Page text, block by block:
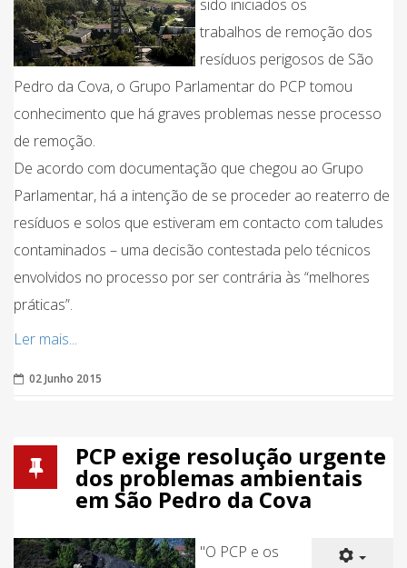
sido iniciados os
trabalhos de remoção dos
resíduos perigosos de São
Pedro da Cova, o Grupo Parlamentar do PCP tomou
conhecimento que há graves problemas nesse processo
de remoção.
De acordo com documentação que chegou ao Grupo
Parlamentar, há a intenção de se proceder ao reaterro de
resíduos e solos que estiveram em contacto com taludes
contaminados – uma decisão contestada pelo técnicos
envolvidos no processo por ser contrária às “melhores
práticas”.
Ler mais...
02 Junho 2015
PCP exige resolução urgente
dos problemas ambientais
em São Pedro da Cova
"O PCP e os